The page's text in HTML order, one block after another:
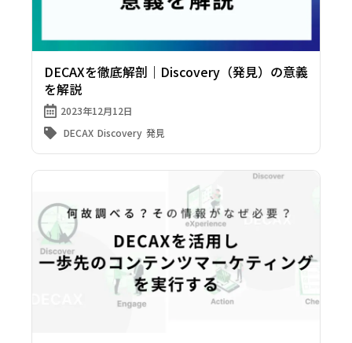
DECAXを徹底解剖｜Discovery（発見）の意義
を解説
2023年12月12日
DECAX Discovery 発見